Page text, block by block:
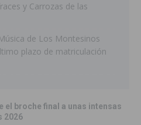
y Carrozas de las
de Los Montesinos
plazo de matriculación
el broche final a unas intensas
2026